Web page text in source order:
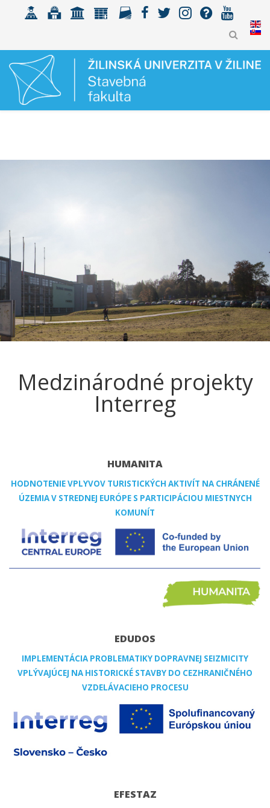
Medzinárodné projekty
Interreg
HUMANITA
HODNOTENIE VPLYVOV TURISTICKÝCH AKTIVÍT NA CHRÁNENÉ
ÚZEMIA V STREDNEJ EURÓPE S PARTICIPÁCIOU MIESTNYCH
KOMUNÍT
EDUDOS
IMPLEMENTÁCIA PROBLEMATIKY DOPRAVNEJ SEIZMICITY
VPLÝVAJÚCEJ NA HISTORICKÉ STAVBY DO CEZHRANIČNÉHO
VZDELÁVACIEHO PROCESU
EFESTAZ